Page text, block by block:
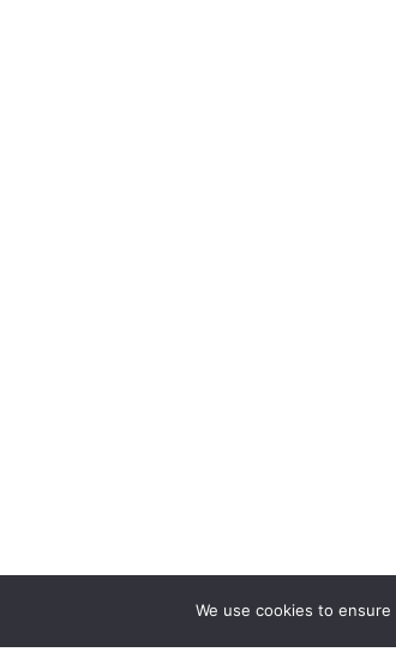
We use cookies to